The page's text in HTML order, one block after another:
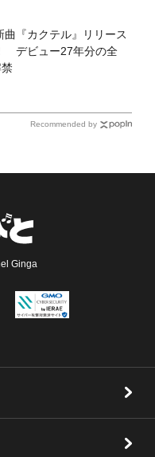
曲『カクテル』リリース
デビュー27年分の全
Recommended by
Ginga